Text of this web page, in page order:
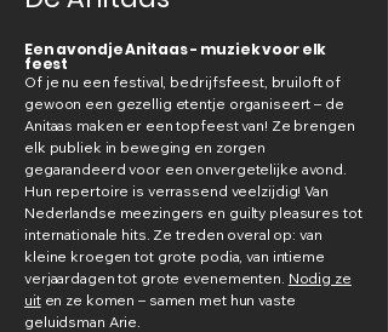
Een avondje Anitaas - muziek voor elk
feest
Of je nu een festival, bedrijfsfeest, bruiloft of
gewoon een gezellig etentje organiseert – de
Anitaas maken er een topfeest van! Ze brengen
elk publiek in beweging en zorgen
gegarandeerd voor een onvergetelijke avond.
Hun repertoire is verrassend veelzijdig! Van
Nederlandse meezingers en guilty pleasures tot
internationale hits. Ze treden overal op: van
kleine kroegen tot grote podia, van intieme
verjaardagen tot grote evenementen. Nodig ze
uiten ze komen – samen met hun vaste
geluidsman Arie.